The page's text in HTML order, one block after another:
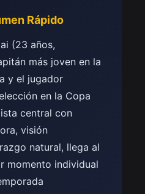
Rápido
(23 años,
más joven en la
y el jugador
en la Copa
central con
visión
natural, llega al
momento individual